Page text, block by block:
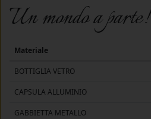
Un mondo a parte!
Materiale
BOTTIGLIA VETRO
CAPSULA ALLUMINIO
GABBIETTA METALLO